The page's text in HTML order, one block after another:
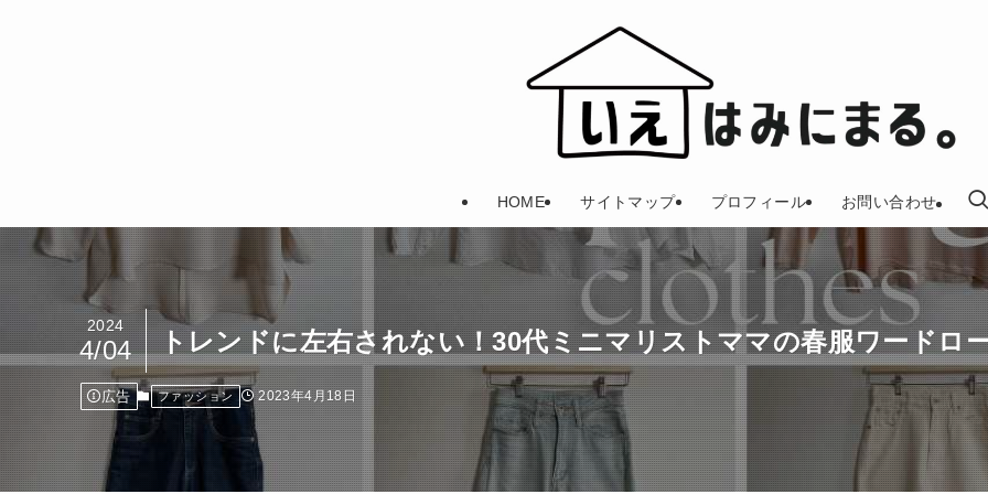
HOME サイトマップ プロフィール お問い合わせ
トレンドに左右されない！30代ミニマリストママの春服ワードロ
2024
4/04
広告 ファッション 2023年4月18日